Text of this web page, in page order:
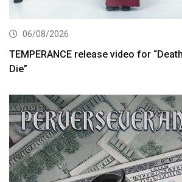
06/08/2026
TEMPERANCE release video for
Die”